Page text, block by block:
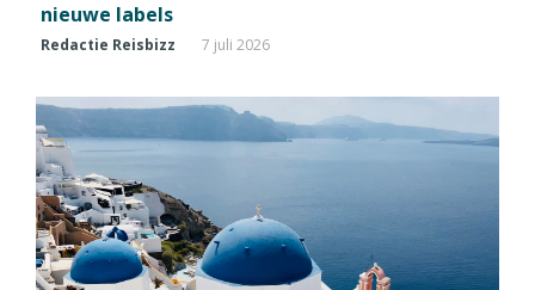
nieuwe labels
Redactie Reisbizz 7 juli 2026